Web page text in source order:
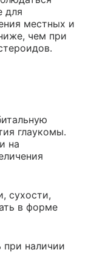
для
местных и
чем при
глаукомы.
на
сухости,
в форме
при наличии